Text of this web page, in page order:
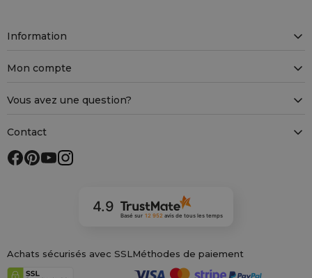
Information
Mon compte
Vous avez une question?
Contact
4.9
Basé sur 12 952 avis de tous les temps
Achats sécurisés avec SSL Méthodes de paiement